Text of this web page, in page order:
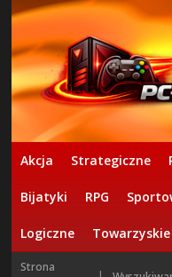
Akcja Strategiczne
Bijatyki RPG
Logiczne Towarzyskie
Strona